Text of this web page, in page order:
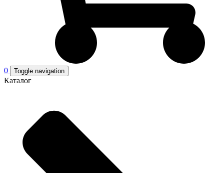
0 Toggle navigation
Каталог